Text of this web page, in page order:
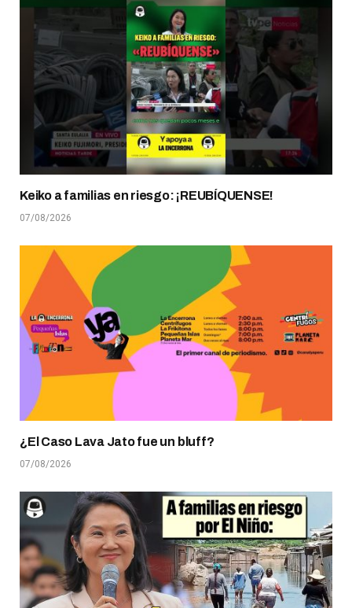
Keiko a familias en riesgo: ¡REUBÍQUENSE!
07/08/2026
¿El Caso Lava Jato fue un bluff?
07/08/2026